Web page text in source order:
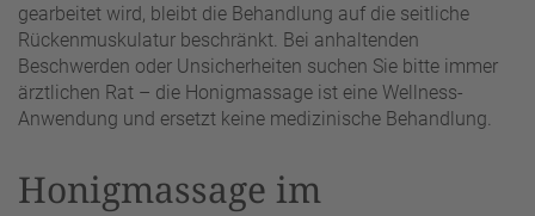
gearbeitet wird, bleibt die Behandlung auf die seitliche
Rückenmuskulatur beschränkt. Bei anhaltenden
Beschwerden oder Unsicherheiten suchen Sie bitte immer
ärztlichen Rat – die Honigmassage ist eine Wellness-
Anwendung und ersetzt keine medizinische Behandlung.
Honigmassage im